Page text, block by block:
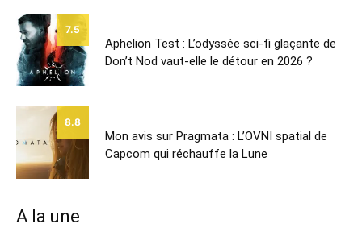
7.5
Aphelion Test : L’odyssée sci-fi glaçante de
Don’t Nod vaut-elle le détour en 2026 ?
8.8
Mon avis sur Pragmata : L’OVNI spatial de
Capcom qui réchauffe la Lune
A la une